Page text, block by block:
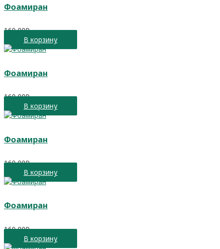
Фоамиран
160,00₽
В корзину
Фоамиран
160,00₽
В корзину
Фоамиран
160,00₽
В корзину
Фоамиран
160,00₽
В корзину